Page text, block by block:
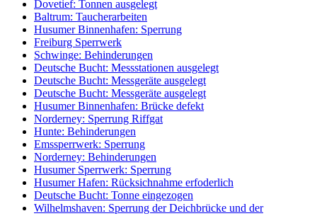
Dovetief: Tonnen ausgelegt
Baltrum: Taucherarbeiten
Husumer Binnenhafen: Sperrung
Freiburg Sperrwerk
Schwinge: Behinderungen
Deutsche Bucht: Messstationen ausgelegt
Deutsche Bucht: Messgeräte ausgelegt
Deutsche Bucht: Messgeräte ausgelegt
Husumer Binnenhafen: Brücke defekt
Norderney: Sperrung Riffgat
Hunte: Behinderungen
Emssperrwerk: Sperrung
Norderney: Behinderungen
Husumer Sperrwerk: Sperrung
Husumer Hafen: Rücksichnahme erfoderlich
Deutsche Bucht: Tonne eingezogen
Wilhelmshaven: Sperrung der Deichbrücke und der